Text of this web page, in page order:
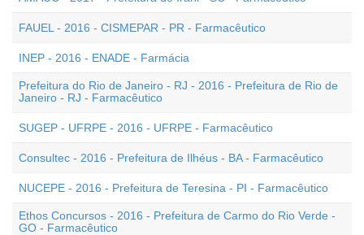
FAUEL - 2016 - CISMEPAR - PR - Farmacêutico
INEP - 2016 - ENADE - Farmácia
Prefeitura do Rio de Janeiro - RJ - 2016 - Prefeitura de Rio de
Janeiro - RJ - Farmacêutico
SUGEP - UFRPE - 2016 - UFRPE - Farmacêutico
Consultec - 2016 - Prefeitura de Ilhéus - BA - Farmacêutico
NUCEPE - 2016 - Prefeitura de Teresina - PI - Farmacêutico
Ethos Concursos - 2016 - Prefeitura de Carmo do Rio Verde -
GO - Farmacêutico